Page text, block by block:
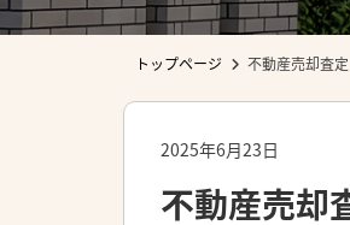
トップページ 不動産売却査
2025年6月23日
不動産売